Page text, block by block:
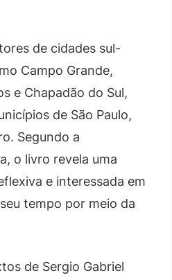
de cidades sul-
Campo Grande,
e Chapadão do Sul,
de São Paulo,
Segundo a
o livro revela uma
e interessada em
tempo por meio da
de Sergio Gabriel